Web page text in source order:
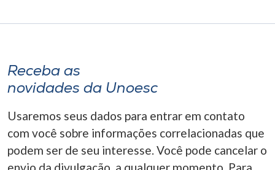
Receba as
novidades da Unoesc
Usaremos seus dados para entrar em contato
com você sobre informações correlacionadas que
podem ser de seu interesse. Você pode cancelar o
envio da divulgação, a qualquer momento. Para